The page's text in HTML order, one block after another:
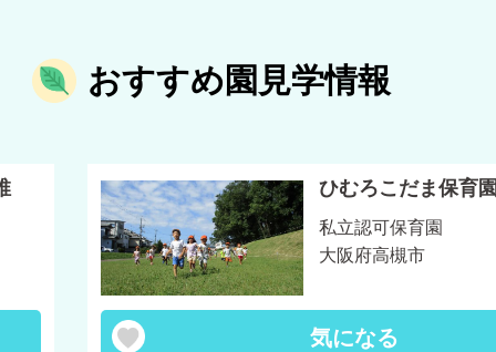
おすすめ園見学情報
ひむろこだま保育
私立認可保育園
大阪府高槻市
気になる